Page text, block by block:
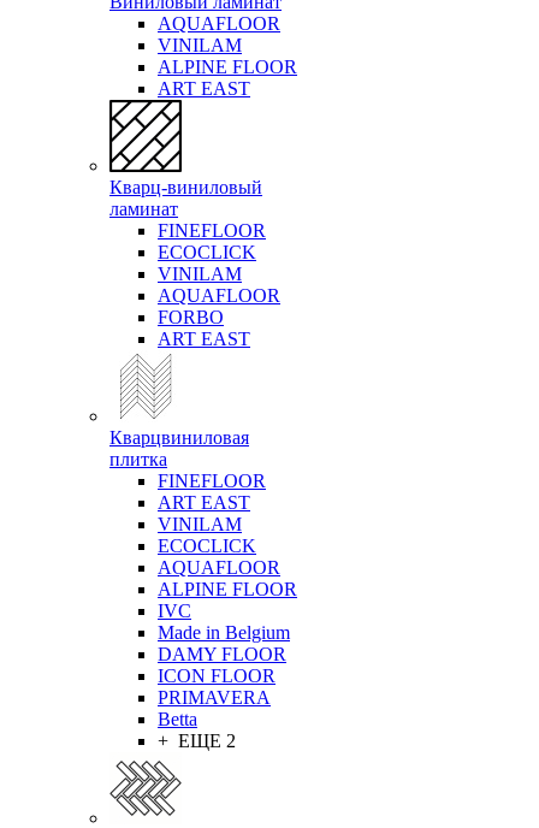
AQUAFLOOR
VINILAM
ALPINE FLOOR
ART EAST
Кварц-виниловый
ламинат
FINEFLOOR
ECOCLICK
VINILAM
AQUAFLOOR
FORBO
ART EAST
Кварцвиниловая
плитка
FINEFLOOR
ART EAST
VINILAM
ECOCLICK
AQUAFLOOR
ALPINE FLOOR
IVC
Made in Belgium
DAMY FLOOR
ICON FLOOR
PRIMAVERA
Betta
+ ЕЩЕ 2